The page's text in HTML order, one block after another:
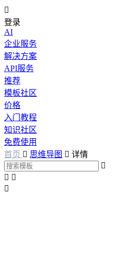

登录
AI
企业服务
解决方案
API服务
推荐
模板社区
价格
入门教程
知识社区
免费使用
首页  思维导图  详情

 
